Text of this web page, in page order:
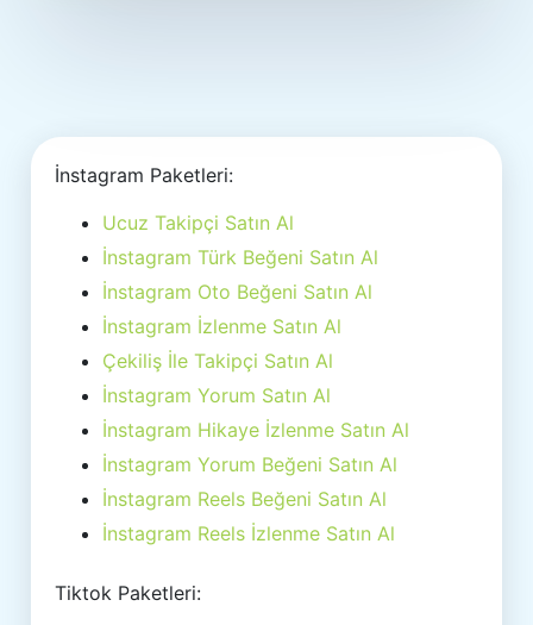
İnstagram Paketleri:
Ucuz Takipçi Satın Al
İnstagram Türk Beğeni Satın Al
İnstagram Oto Beğeni Satın Al
İnstagram İzlenme Satın Al
Çekiliş İle Takipçi Satın Al
İnstagram Yorum Satın Al
İnstagram Hikaye İzlenme Satın Al
İnstagram Yorum Beğeni Satın Al
İnstagram Reels Beğeni Satın Al
İnstagram Reels İzlenme Satın Al
Tiktok Paketleri: